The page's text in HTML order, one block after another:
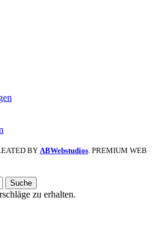
BY ABWebstudios. PREMIUM WEB
Suche
zu erhalten.